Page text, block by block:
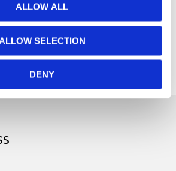
ALLOW ALL
ALLOW SELECTION
DENY
från Different Design